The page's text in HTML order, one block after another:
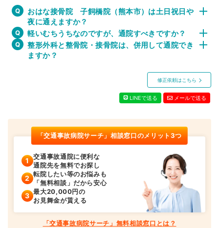
おはな接骨院 子飼橋院（熊本市）は土日祝日や
夜に通えますか？
軽いむちうちなのですが、通院すべきですか？
整形外科と整骨院・接骨院は、併用して通院でき
ますか？
修正依頼はこちら
LINEで送る メールで送る
「交通事故病院サーチ」相談窓口のメリット3つ
交通事故通院に便利な
通院先を無料でお探し
転院したい等のお悩みも
「無料相談」だから安心
最大20,000円の
お見舞金が貰える
「交通事故病院サーチ」無料相談窓口とは？